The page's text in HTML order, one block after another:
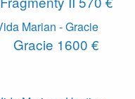
Gracie 1600 €